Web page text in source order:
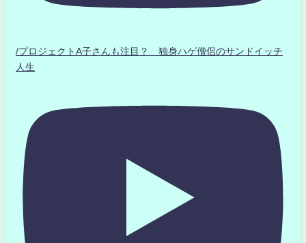
/プロジェクトA子さんも注目？ 独身ハゲ僧侶のサンドイッチ
人生